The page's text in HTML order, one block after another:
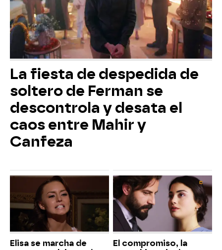
La fiesta de despedida de
soltero de Ferman se
descontrola y desata el
caos entre Mahir y
Canfeza
Elisa se marcha de
El compromiso, la